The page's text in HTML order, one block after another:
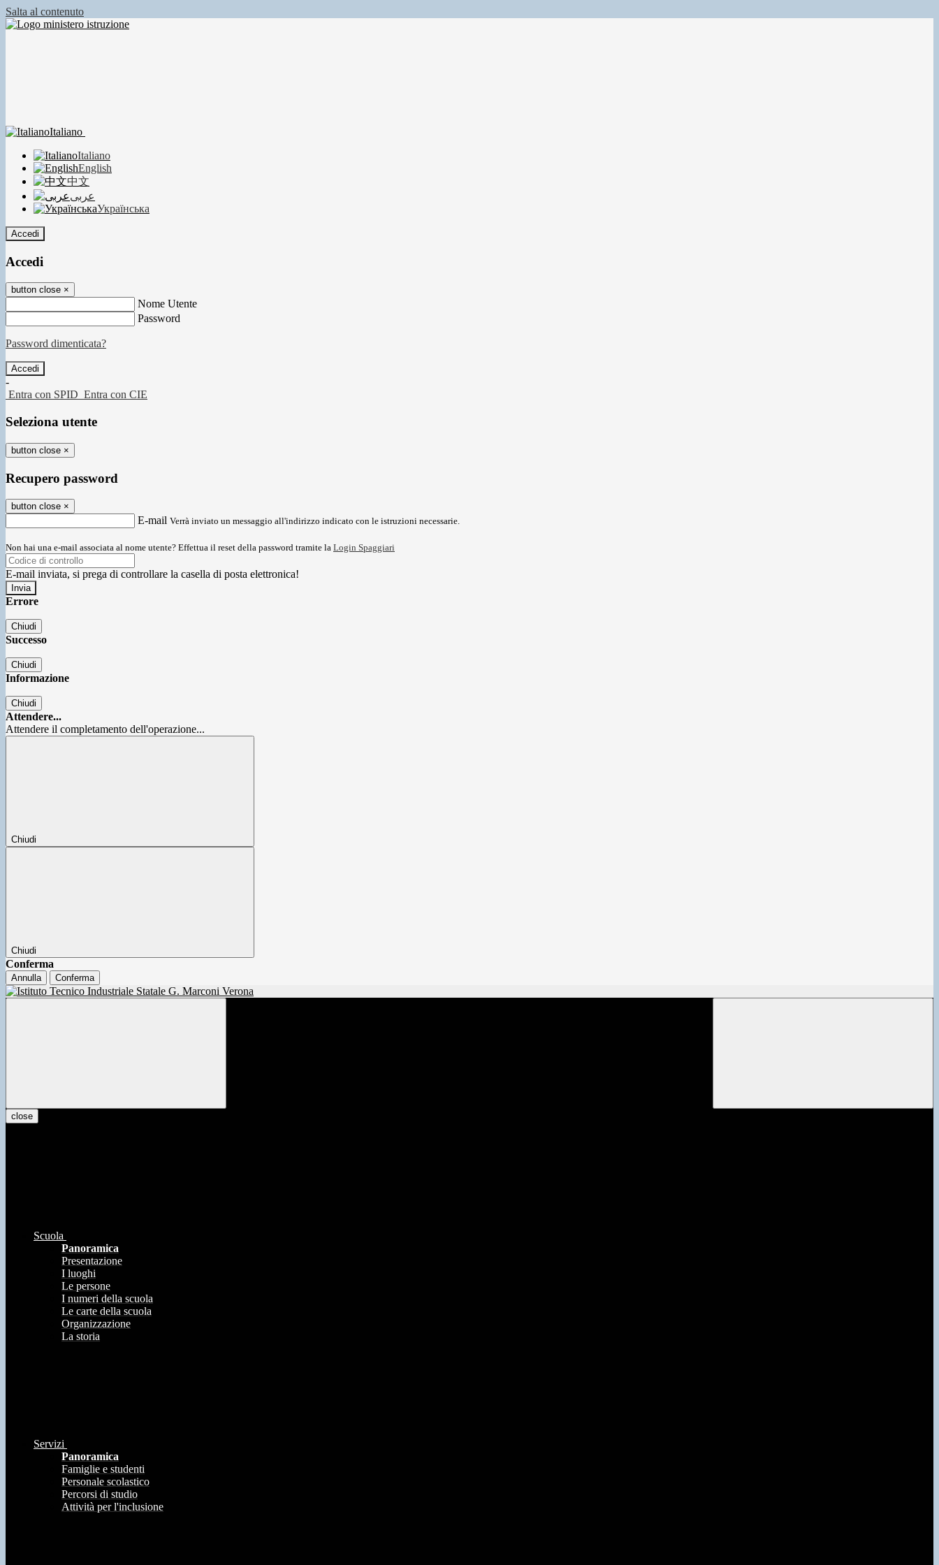
Salta al contenuto
Italiano
Italiano
English
中文
عربى
Українська
Accedi
Accedi
button close ×
Nome Utente
Password
Password dimenticata?
-
Entra con SPID Entra con CIE
Seleziona utente
button close ×
Recupero password
button close ×
E-mail Verrà inviato un messaggio all'indirizzo indicato con le istruzioni necessarie.
Non hai una e-mail associata al nome utente? Effettua il reset della password tramite la Login Spaggiari
E-mail inviata, si prega di controllare la casella di posta elettronica!
Errore
Chiudi
Successo
Chiudi
Informazione
Chiudi
Attendere...
Attendere il completamento dell'operazione...
Chiudi
Chiudi
Conferma
Annulla Conferma
close
Scuola
Panoramica
Presentazione
I luoghi
Le persone
I numeri della scuola
Le carte della scuola
Organizzazione
La storia
Servizi
Panoramica
Famiglie e studenti
Personale scolastico
Percorsi di studio
Attività per l'inclusione